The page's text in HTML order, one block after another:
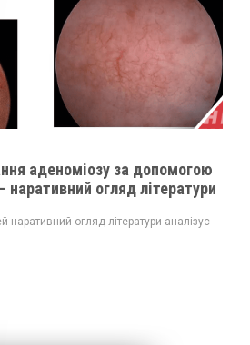
аденоміозу за допомогою
наративний огляд літератури
наративний огляд літератури аналізує